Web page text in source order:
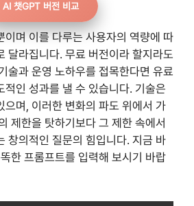
AI 챗GPT 버전 비교
이며 이를 다루는 사용자의 역량에 따
달라집니다. 무료 버전이라 할지라도
술과 운영 노하우를 접목한다면 유료
적인 성과를 낼 수 있습니다. 기술은
으며, 이러한 변화의 파도 위에서 가
제한을 탓하기보다 그 제한 속에서
창의적인 질문의 힘입니다. 지금 바
한 프롬프트를 입력해 보시기 바랍